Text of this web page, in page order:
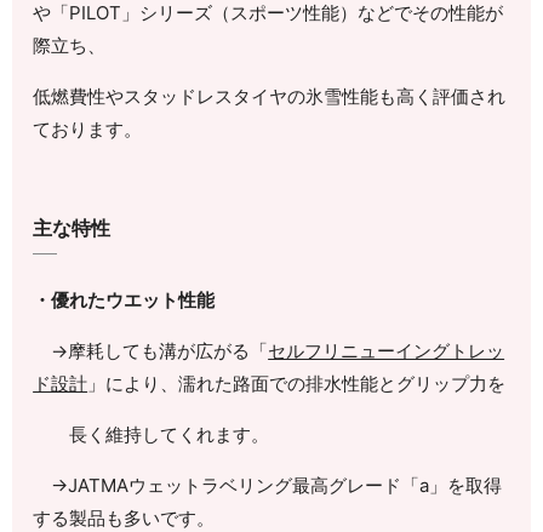
や「PILOT」シリーズ（スポーツ性能）などでその性能が
際立ち、
低燃費性やスタッドレスタイヤの氷雪性能も高く評価され
ております。
主な特性
・優れたウエット性能
→摩耗しても溝が広がる「セルフリニューイングトレッ
ド設計 」により、濡れた路面での排水性能とグリップ力を
長く維持してくれます。
→JATMAウェットラベリング最高グレード「a」を取得
する製品も多いです。